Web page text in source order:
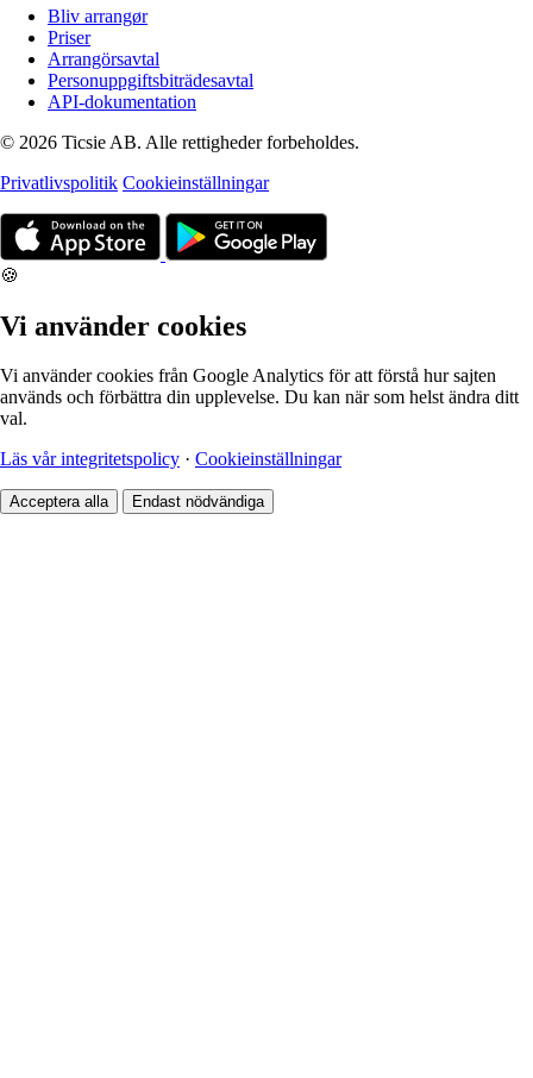
Bliv arrangør
Priser
Arrangörsavtal
Personuppgiftsbiträdesavtal
API-dokumentation
© 2026 Ticsie AB. Alle rettigheder forbeholdes.
Privatlivspolitik Cookieinställningar
🍪
Vi använder cookies
Vi använder cookies från Google Analytics för att förstå hur sajten
används och förbättra din upplevelse. Du kan när som helst ändra ditt
val.
Läs vår integritetspolicy · Cookieinställningar
Acceptera alla Endast nödvändiga